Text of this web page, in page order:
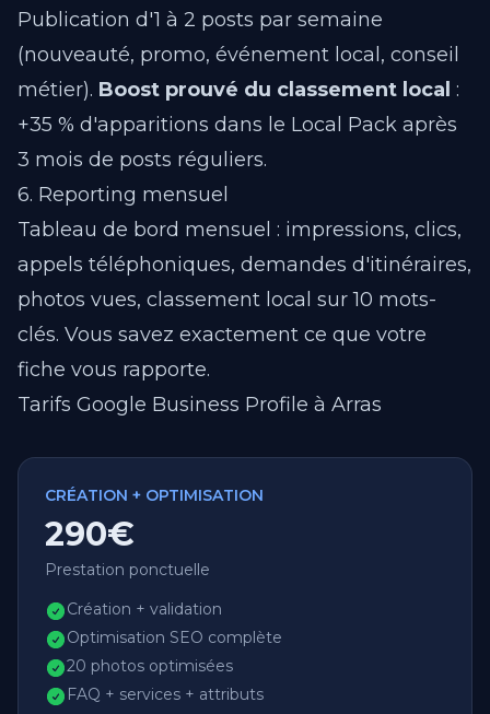
Publication d'1 à 2 posts par semaine
(nouveauté, promo, événement local, conseil
métier). Boost prouvé du classement local :
+35 % d'apparitions dans le Local Pack après
3 mois de posts réguliers.
6. Reporting mensuel
Tableau de bord mensuel : impressions, clics,
appels téléphoniques, demandes d'itinéraires,
photos vues, classement local sur 10 mots-
clés. Vous savez exactement ce que votre
fiche vous rapporte.
Tarifs Google Business Profile à Arras
CRÉATION + OPTIMISATION
290€
Prestation ponctuelle
Création + validation
Optimisation SEO complète
20 photos optimisées
FAQ + services + attributs